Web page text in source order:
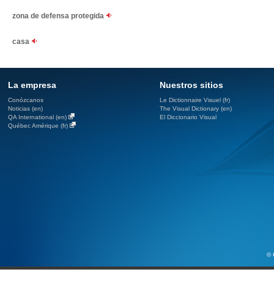
zona de defensa protegida
casa
La empresa
Conózcanos
Noticias (en)
QA International (en)
Québec Amérique (fr)
Nuestros sitios
Le Dictionnaire Visuel (fr)
The Visual Dictionary (en)
El Diccionario Visual
©